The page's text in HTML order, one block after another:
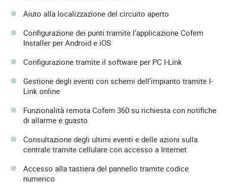
Aiuto alla localizzazione del circuito aperto
Configurazione dei punti tramite l’applicazione Cofem
Installer per Android e iOS
Configurazione tramite il software per PC I-Link
Gestione degli eventi con schemi dell’impianto tramite I-
Link online
Funzionalità remota Cofem 360 su richiesta con notifiche
di allarme e guasto
Consultazione degli ultimi eventi e delle azioni sulla
centrale tramite cellulare con accesso a Internet
Accesso alla tastiera del pannello tramite codice
numerico